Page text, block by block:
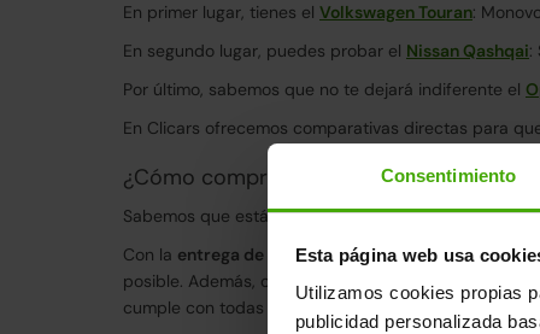
Consentimiento
Esta página web usa
Utilizamos cookies propias
publicidad personalizada
En primer lugar, tienes el Volkswagen Touran:
En segundo lugar, puedes probar el Nissan Qashqai:
Por último, sabemos que no te dejará indiferente el
En Clicars ofrecemos comparativas directas para
¿Cómo comprar un Ford C-Max?
Sabemos que estás buscando el coche perfecto
Con la entrega de tu Ford C-Max en solo 24 horas
posible. Además, con nuestro
periodo de prueba de
cumple con todas tus expectativas. Hemos